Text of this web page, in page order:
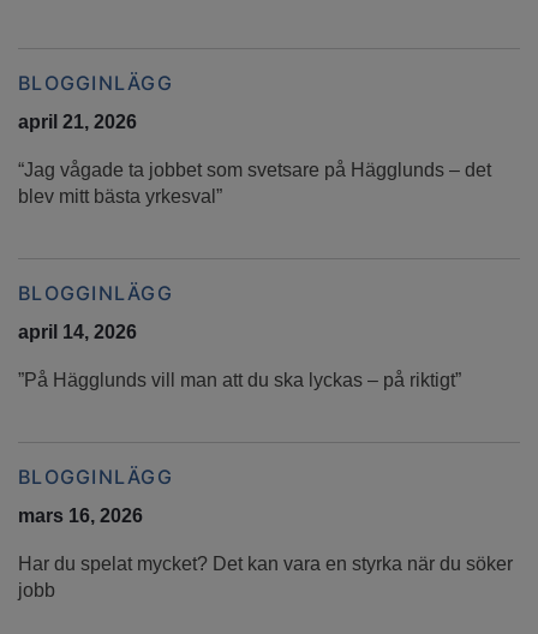
BLOGGINLÄGG
april 21, 2026
“Jag vågade ta jobbet som svetsare på Hägglunds – det
blev mitt bästa yrkesval”
BLOGGINLÄGG
april 14, 2026
”På Hägglunds vill man att du ska lyckas – på riktigt”
BLOGGINLÄGG
mars 16, 2026
Har du spelat mycket? Det kan vara en styrka när du söker
jobb